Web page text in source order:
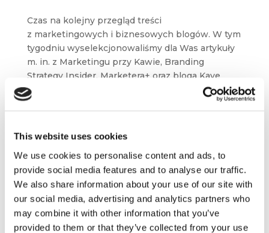
This website uses cookies
We use cookies to personalise content and ads, to
provide social media features and to analyse our traffic.
We also share information about your use of our site with
our social media, advertising and analytics partners who
may combine it with other information that you’ve
provided to them or that they’ve collected from your use
Czas na kolejny przegląd treści
z marketingowych i biznesowych blogów. W tym
tygodniu wyselekcjonowaliśmy dla Was artykuły
m. in. z Marketingu przy Kawie, Branding
Strategy Insider, Marketera+ oraz bloga Kaye
Putnam. Jak zawsze,...